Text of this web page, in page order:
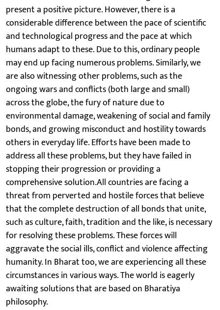
present a positive picture. However, there is a
considerable difference between the pace of scientific
and technological progress and the pace at which
humans adapt to these. Due to this, ordinary people
may end up facing numerous problems. Similarly, we
are also witnessing other problems, such as the
ongoing wars and conflicts (both large and small)
across the globe, the fury of nature due to
environmental damage, weakening of social and family
bonds, and growing misconduct and hostility towards
others in everyday life. Efforts have been made to
address all these problems, but they have failed in
stopping their progression or providing a
comprehensive solution.All countries are facing a
threat from perverted and hostile forces that believe
that the complete destruction of all bonds that unite,
such as culture, faith, tradition and the like, is necessary
for resolving these problems. These forces will
aggravate the social ills, conflict and violence affecting
humanity. In Bharat too, we are experiencing all these
circumstances in various ways. The world is eagerly
awaiting solutions that are based on Bharatiya
philosophy.